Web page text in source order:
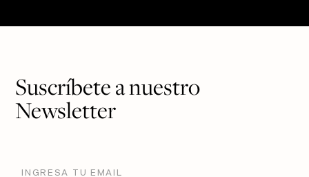
Suscríbete a nuestro
Newsletter